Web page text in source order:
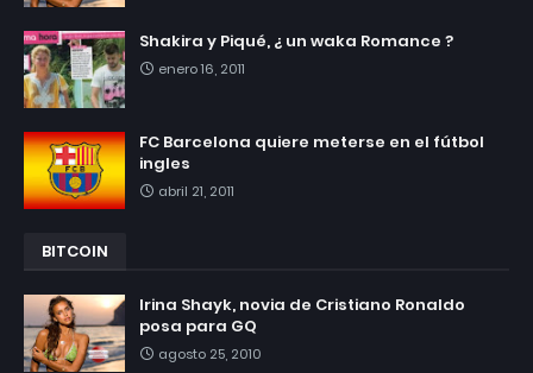
Shakira y Piqué, ¿ un waka Romance ?
enero 16, 2011
FC Barcelona quiere meterse en el fútbol
ingles
abril 21, 2011
BITCOIN
Irina Shayk, novia de Cristiano Ronaldo
posa para GQ
agosto 25, 2010